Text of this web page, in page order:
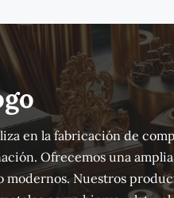
en la fabricación de
Ofrecemos una
modernos. Nuestros